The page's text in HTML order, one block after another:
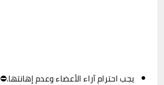
يجب احترام آراء الأعضاء وعدم إهانتها.⛔